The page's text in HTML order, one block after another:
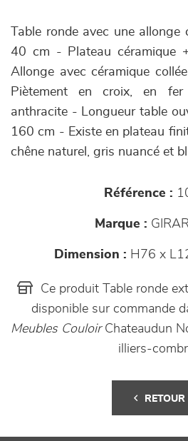
Table ronde avec une
40 cm - Plateau céramique
Allonge avec céramique
Piètement en croix, en
anthracite - Longueur table
160 cm - Existe en plateau
chêne naturel, gris nuancé et
Référence :
Marque :
Dimension : H76 x
Ce produit Table ronde
disponible sur commande
Meubles CouloirChateaudun
illiers-
RETOUR